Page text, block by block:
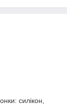
силікон,